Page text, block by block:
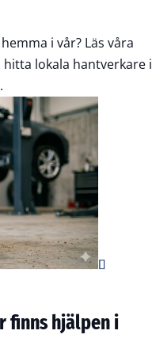
i vår? Läs våra
lokala hantverkare i
finns hjälpen i